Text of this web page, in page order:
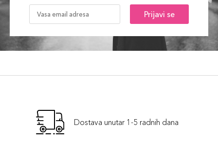
Prijavi se
Dostava unutar 1-5 radnih dana